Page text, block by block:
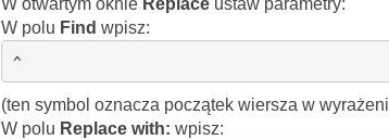
W otwartym oknie Replace ustaw parametry:
W polu Find wpisz:
^
(ten symbol oznacza początek wiersza w
W polu Replace with: wpisz: